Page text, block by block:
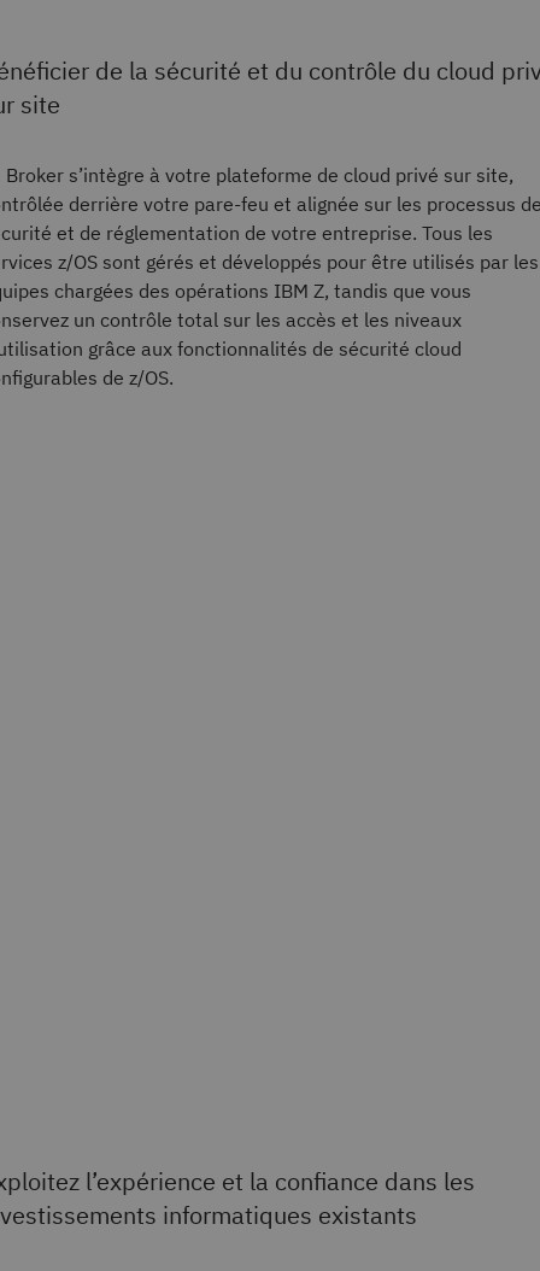
de la sécurité et du contrôle du cloud
site
Broker s’intègre à votre plateforme de cloud privé sur site,
derrière votre pare-feu et alignée sur les processus
et de réglementation de votre entreprise. Tous les
z/OS sont gérés et développés pour être utilisés par les
chargées des opérations IBM Z, tandis que vous
un contrôle total sur les accès et les niveaux
grâce aux fonctionnalités de sécurité cloud
de z/OS.
l’expérience et la confiance dans les
informatiques existants